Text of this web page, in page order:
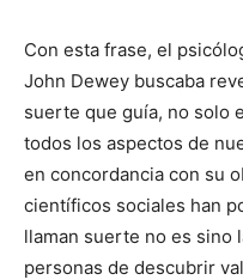
Con esta frase, el
John Dewey buscaba
suerte que guía, no solo
todos los aspectos de
en concordancia con su
científicos sociales han
llaman suerte no es sino
personas de descubrir